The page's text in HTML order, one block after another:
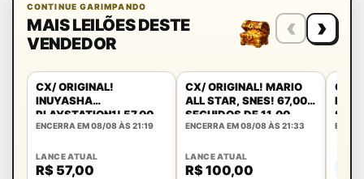
CONTINUE GARIMPANDO
MAIS LEILÕES DESTE
VENDEDOR
‹ ›
CX/ ORIGINAL!
INUYASHA
PLAYSTATION1! 57,00
SEGUIDOS DE 11,00
ENCERRA EM 08/08 ÀS 21:19
LANCE ATUAL
R$ 57,00
CX/ ORIGINAL! MARIO
ALL STAR, SNES! 67,00
SEGUIDOS DE 11,00
ENCERRA EM 08/08 ÀS 21:33
LANCE ATUAL
R$ 100,00
CX/